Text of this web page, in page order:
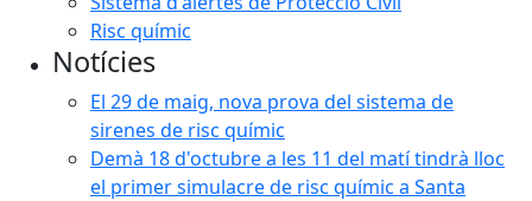
Risc químic
Notícies
El 29 de maig, nova prova del sistema de
sirenes de risc químic
Demà 18 d'octubre a les 11 del matí tindrà lloc
el primer simulacre de risc químic a Santa